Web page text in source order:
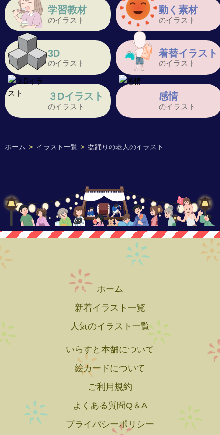
ホーム > イラスト一覧 > 盆踊りの老人のイラスト
学習教材
のイラスト
動く素材
のイラスト
3D
のイラスト
着替イラスト
のイラスト
３Dイラスト
のイラスト
感情
のイラスト
ホーム
新着イラスト一覧
人気のイラスト一覧
いらすと本舗について
絵カードについて
ご利用規約
よくある質問Q＆A
プライバシーポリシー